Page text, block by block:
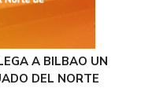
A BILBAO UN
DEL NORTE